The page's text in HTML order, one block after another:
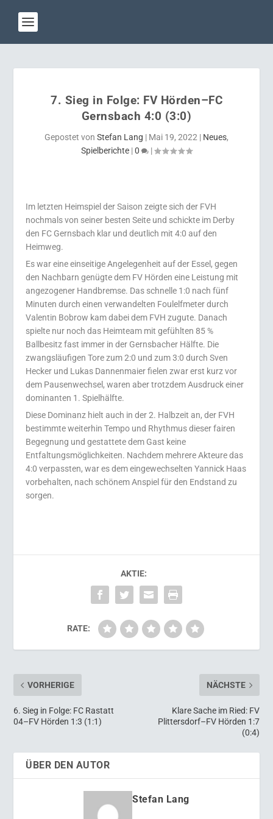
7. Sieg in Folge: FV Hörden–FC
Gernsbach 4:0 (3:0)
Gepostet von Stefan Lang | Mai 19, 2022 | Neues,
Spielberichte |0 |
Im letzten Heimspiel der Saison zeigte sich der FVH
nochmals von seiner besten Seite und schickte im Derby
den FC Gernsbach klar und deutlich mit 4:0 auf den
Heimweg.
Es war eine einseitige Angelegenheit auf der Essel, gegen
den Nachbarn genügte dem FV Hörden eine Leistung mit
angezogener Handbremse. Das schnelle 1:0 nach fünf
Minuten durch einen verwandelten Foulelfmeter durch
Valentin Bobrow kam dabei dem FVH zugute. Danach
spielte nur noch das Heimteam mit gefühlten 85 %
Ballbesitz fast immer in der Gernsbacher Hälfte. Die
zwangsläufigen Tore zum 2:0 und zum 3:0 durch Sven
Hecker und Lukas Dannenmaier fielen zwar erst kurz vor
dem Pausenwechsel, waren aber trotzdem Ausdruck einer
dominanten 1. Spielhälfte.
Diese Dominanz hielt auch in der 2. Halbzeit an, der FVH
bestimmte weiterhin Tempo und Rhythmus dieser fairen
Begegnung und gestattete dem Gast keine
Entfaltungsmöglichkeiten. Nachdem mehrere Akteure das
4:0 verpassten, war es dem eingewechselten Yannick Haas
vorbehalten, nach schönem Anspiel für den Endstand zu
sorgen.
AKTIE:
RATE:
VORHERIGE
6. Sieg in Folge: FC Rastatt
04–FV Hörden 1:3 (1:1)
NÄCHSTE
Klare Sache im Ried: FV
Plittersdorf–FV Hörden 1:7
(0:4)
ÜBER DEN AUTOR
Stefan Lang